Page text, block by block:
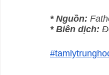
* Nguồn:
* Biên dịch: